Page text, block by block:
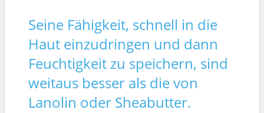
Seine Fähigkeit, schnell in die
Haut einzudringen und dann
Feuchtigkeit zu speichern, sind
weitaus besser als die von
Lanolin oder Sheabutter.